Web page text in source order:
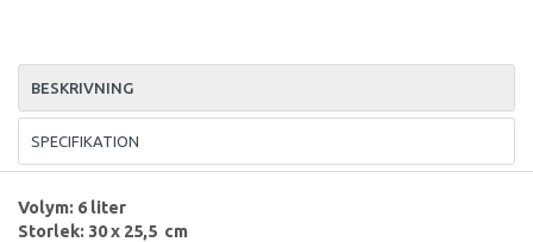
BESKRIVNING
SPECIFIKATION
Volym: 6 liter
Storlek: 30 x 25,5 cm